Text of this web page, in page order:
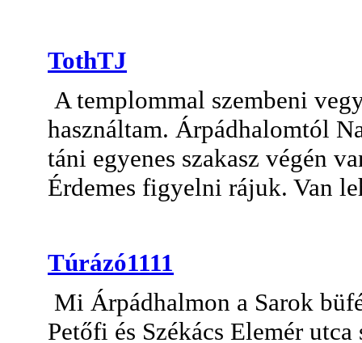
TothTJ
A templommal szembeni
használtam. Árpádhalomtól
táni egyenes szakasz végén
Érdemes figyelni rájuk. Van
Túrázó1111
Mi Árpádhalmon a Sarok
Petőfi és Székács Elemér